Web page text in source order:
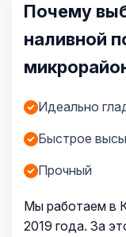
Почему
наливной
Идеально
Быстрое
Прочный
Мы работаем в
2019 года. За